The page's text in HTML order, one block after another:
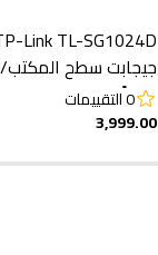
منفذًا
0التقييمات
3,999.00